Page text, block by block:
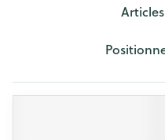
Articles
Trier par: